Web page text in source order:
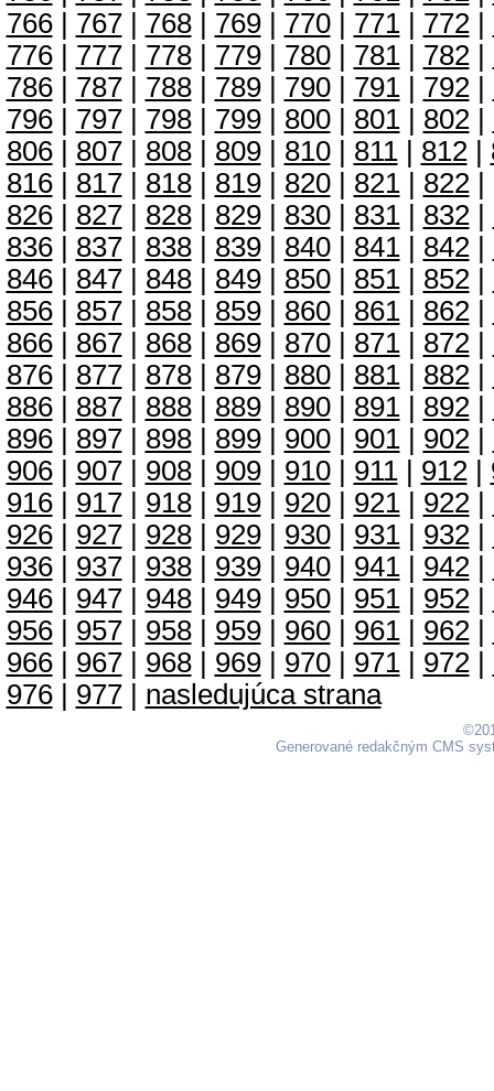
766| 767| 768| 769| 770| 771| 772|
776| 777| 778| 779| 780| 781| 782|
786| 787| 788| 789| 790| 791| 792|
796| 797| 798| 799| 800| 801| 802|
806| 807| 808| 809| 810| 811| 812|
816| 817| 818| 819| 820| 821| 822|
826| 827| 828| 829| 830| 831| 832|
836| 837| 838| 839| 840| 841| 842|
846| 847| 848| 849| 850| 851| 852|
856| 857| 858| 859| 860| 861| 862|
866| 867| 868| 869| 870| 871| 872|
876| 877| 878| 879| 880| 881| 882|
886| 887| 888| 889| 890| 891| 892|
896| 897| 898| 899| 900| 901| 902|
906| 907| 908| 909| 910| 911| 912|
916| 917| 918| 919| 920| 921| 922|
926| 927| 928| 929| 930| 931| 932|
936| 937| 938| 939| 940| 941| 942|
946| 947| 948| 949| 950| 951| 952|
956| 957| 958| 959| 960| 961| 962|
966| 967| 968| 969| 970| 971| 972|
976| 977| nasledujúca strana
Generované redakčným CMS